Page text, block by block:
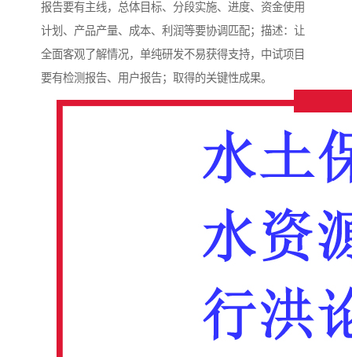
报告要有主线，总体目标、分段实施、进度、资金使用
计划、产品产量、成本、利润等要协调匹配；描述：让
全面客观了解情况，单纯研发不易获得支持，中试项目
要有检测报告、用户报告；取得的关键性成果。